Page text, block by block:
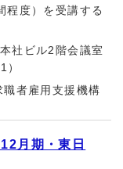
程度）を受講する
社ビル2階会議室
者雇用支援機構
月期・東日